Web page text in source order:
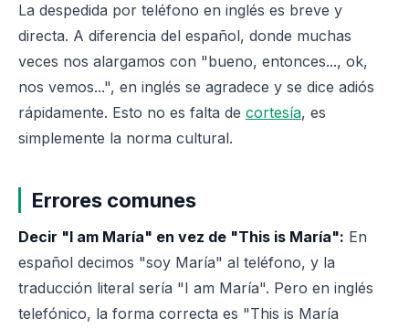
La despedida por teléfono en inglés es breve y
directa. A diferencia del español, donde muchas
veces nos alargamos con "bueno, entonces..., ok,
nos vemos...", en inglés se agradece y se dice adiós
rápidamente. Esto no es falta de cortesía, es
simplemente la norma cultural.
Errores comunes
Decir "I am María" en vez de "This is María": En
español decimos "soy María" al teléfono, y la
traducción literal sería "I am María". Pero en inglés
telefónico, la forma correcta es "This is María